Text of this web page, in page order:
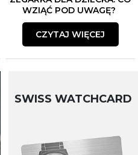
WZIĄĆ POD UWAGĘ?
CZYTAJ WIĘCEJ
SWISS WATCHCARD